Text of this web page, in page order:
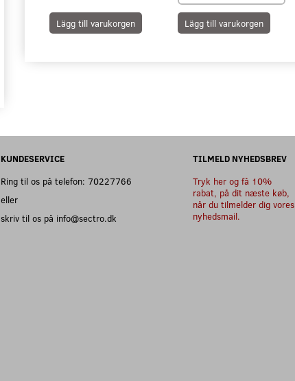
Lägg till varukorgen Lägg till varukorgen
KUNDESERVICE
Ring til os på telefon: 70227766
eller
skriv til os på info@sectro.dk
TILMELD NYHEDSBREV
Tryk her og få 10%
rabat, på dit næste køb,
når du tilmelder dig vores
nyhedsmail.